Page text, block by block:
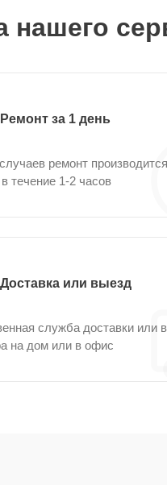
Ремонт за 1 день
ремонт
течение 1-2 часов
Доставка или выезд
служба доставки или
на дом или в офис